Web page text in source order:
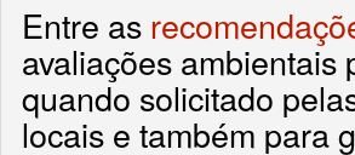
Entre as
avaliações ambientais
quando solicitado
locais e também para